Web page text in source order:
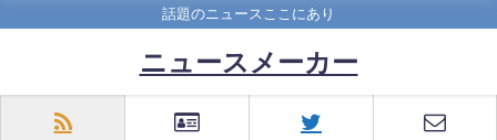
話題のニュースここにあり
ニュースメーカー